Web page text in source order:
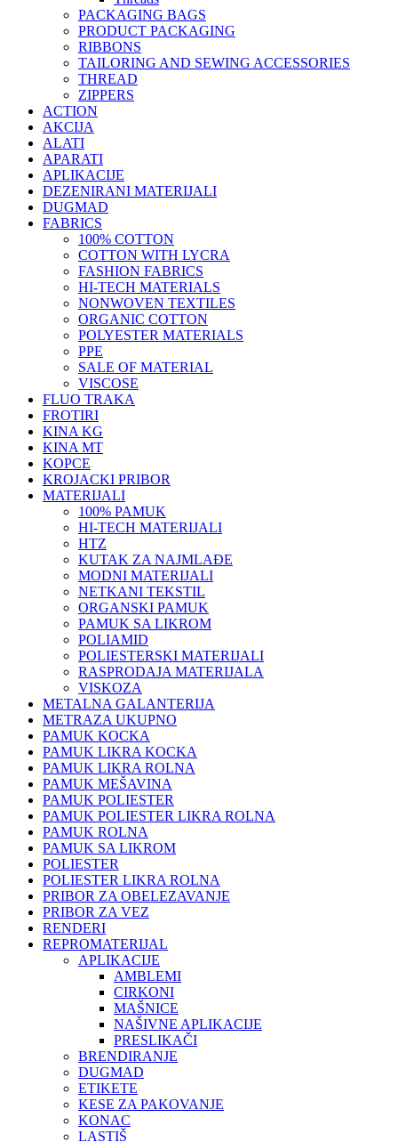
PACKAGING BAGS
PRODUCT PACKAGING
RIBBONS
TAILORING AND SEWING ACCESSORIES
THREAD
ZIPPERS
ACTION
AKCIJA
ALATI
APARATI
APLIKACIJE
DEZENIRANI MATERIJALI
DUGMAD
FABRICS
100% COTTON
COTTON WITH LYCRA
FASHION FABRICS
HI-TECH MATERIALS
NONWOVEN TEXTILES
ORGANIC COTTON
POLYESTER MATERIALS
PPE
SALE OF MATERIAL
VISCOSE
FLUO TRAKA
FROTIRI
KINA KG
KINA MT
KOPCE
KROJACKI PRIBOR
MATERIJALI
100% PAMUK
HI-TECH MATERIJALI
HTZ
KUTAK ZA NAJMLAĐE
MODNI MATERIJALI
NETKANI TEKSTIL
ORGANSKI PAMUK
PAMUK SA LIKROM
POLIAMID
POLIESTERSKI MATERIJALI
RASPRODAJA MATERIJALA
VISKOZA
METALNA GALANTERIJA
METRAZA UKUPNO
PAMUK KOCKA
PAMUK LIKRA KOCKA
PAMUK LIKRA ROLNA
PAMUK MEŠAVINA
PAMUK POLIESTER
PAMUK POLIESTER LIKRA ROLNA
PAMUK ROLNA
PAMUK SA LIKROM
POLIESTER
POLIESTER LIKRA ROLNA
PRIBOR ZA OBELEZAVANJE
PRIBOR ZA VEZ
RENDERI
REPROMATERIJAL
APLIKACIJE
AMBLEMI
CIRKONI
MAŠNICE
NAŠIVNE APLIKACIJE
PRESLIKAČI
BRENDIRANJE
DUGMAD
ETIKETE
KESE ZA PAKOVANJE
KONAC
LASTIŠ